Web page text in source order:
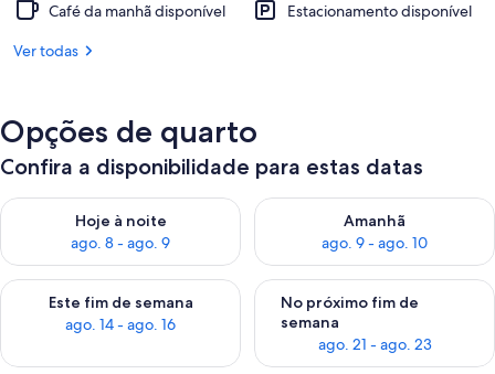
Café da manhã disponível
Estacionamento disponível
Ver todas
Opções de quarto
Confira a disponibilidade para estas datas
Hoje à noite
ago. 8 - ago. 9
Verifica a disponibilidade para esta noite, ago. 8 - ago. 9
Amanhã
ago. 9 - ago. 10
Verifica a disponibilidade
Este fim de semana
ago. 14 - ago. 16
Verifica a disponibilidade para este fim de semana, ago. 14 -
No próximo fim de
semana
ago. 21 - ago. 23
Verifica a disponibilidade